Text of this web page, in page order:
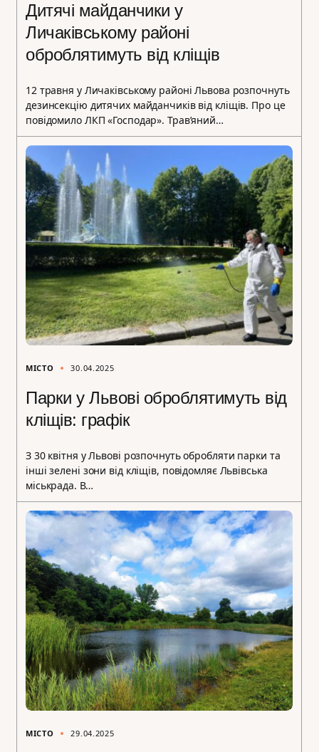
Дитячі майданчики у
Личаківському районі
оброблятимуть від кліщів
12 травня у Личаківському районі Львова розпочнуть
дезинсекцію дитячих майданчиків від кліщів. Про це
повідомило ЛКП «Господар». Трав’яний…
МІСТО 30.04.2025
Парки у Львові оброблятимуть від
кліщів: графік
З 30 квітня у Львові розпочнуть обробляти парки та
інші зелені зони від кліщів, повідомляє Львівська
міськрада. В…
МІСТО 29.04.2025